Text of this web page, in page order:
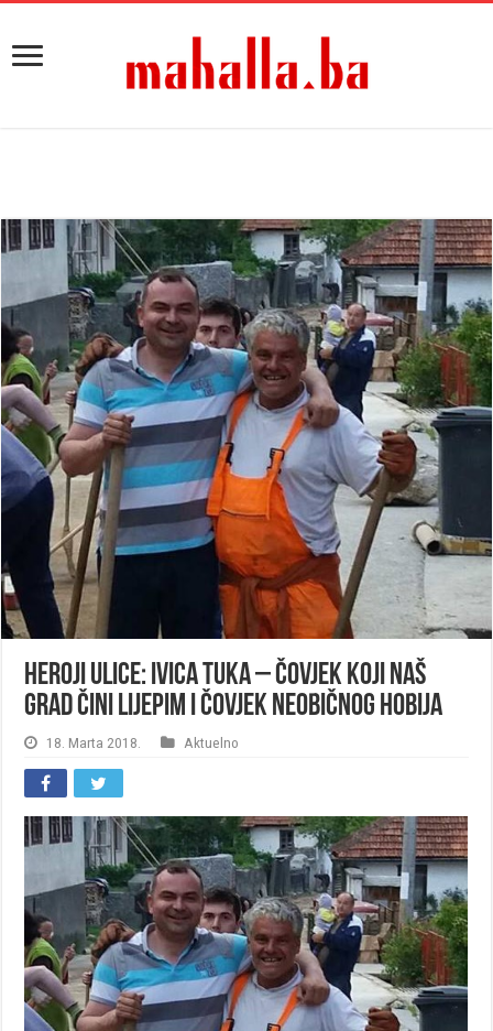
Heroji ulice: Ivica Tuka – čovjek koji naš
grad čini lijepim i čovjek neobičnog hobija
18. Marta 2018. Aktuelno